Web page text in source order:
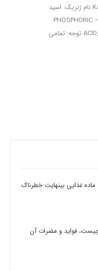
کالمز ضد تهوع – Kalmz Anti-Nausea نام ژنریک: اسید
فسفریک، دیلوتد/ دکستروز/ فروکتوز – PHOSPHORIC
ACID,DILUTED/DEXTROSE/FRUCTOSE توجه: تمامی
مصرف بیش از حد این 8 ماده غذایی بینهایت خطرناک
فواید و مضرات آن